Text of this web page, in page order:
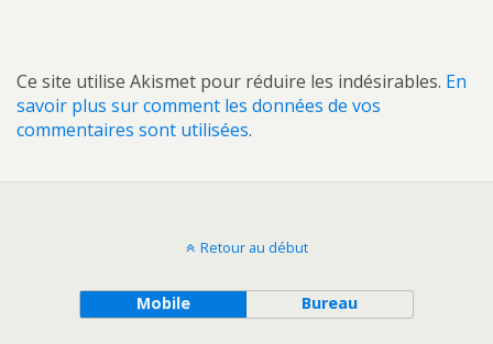
Ce site utilise Akismet pour réduire les indésirables. En
savoir plus sur comment les données de vos
commentaires sont utilisées.
Retour au début
Mobile Bureau